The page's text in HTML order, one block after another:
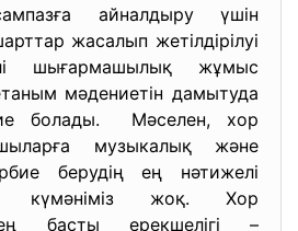
айналдыру үшін
жасалып жетілдірілуі
шығармашылық жұмыс
мәдениетін дамытуда
болады. Мәселен, хор
музыкалық және
берудің ең нәтижелі
күмәніміз жоқ. Хор
ең басты ерекшелігі –